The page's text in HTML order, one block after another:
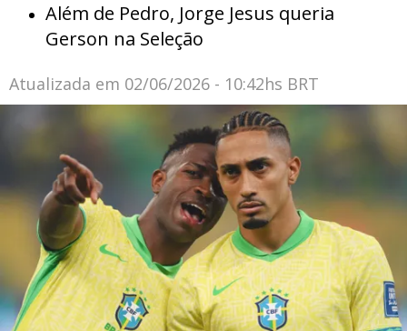
Além de Pedro, Jorge Jesus queria
Gerson na Seleção
Atualizada em 02/06/2026 - 10:42hs BRT